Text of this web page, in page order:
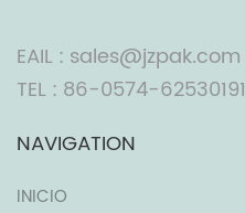
EAIL : sales@jzpak.com
TEL : 86-0574-62530191
NAVIGATION
INICIO